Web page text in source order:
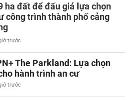
ha đất để đấu giá lựa chọn
công trình thành phố cảng
trước
The Parkland: Lựa chọn
hành trình an cư
trước